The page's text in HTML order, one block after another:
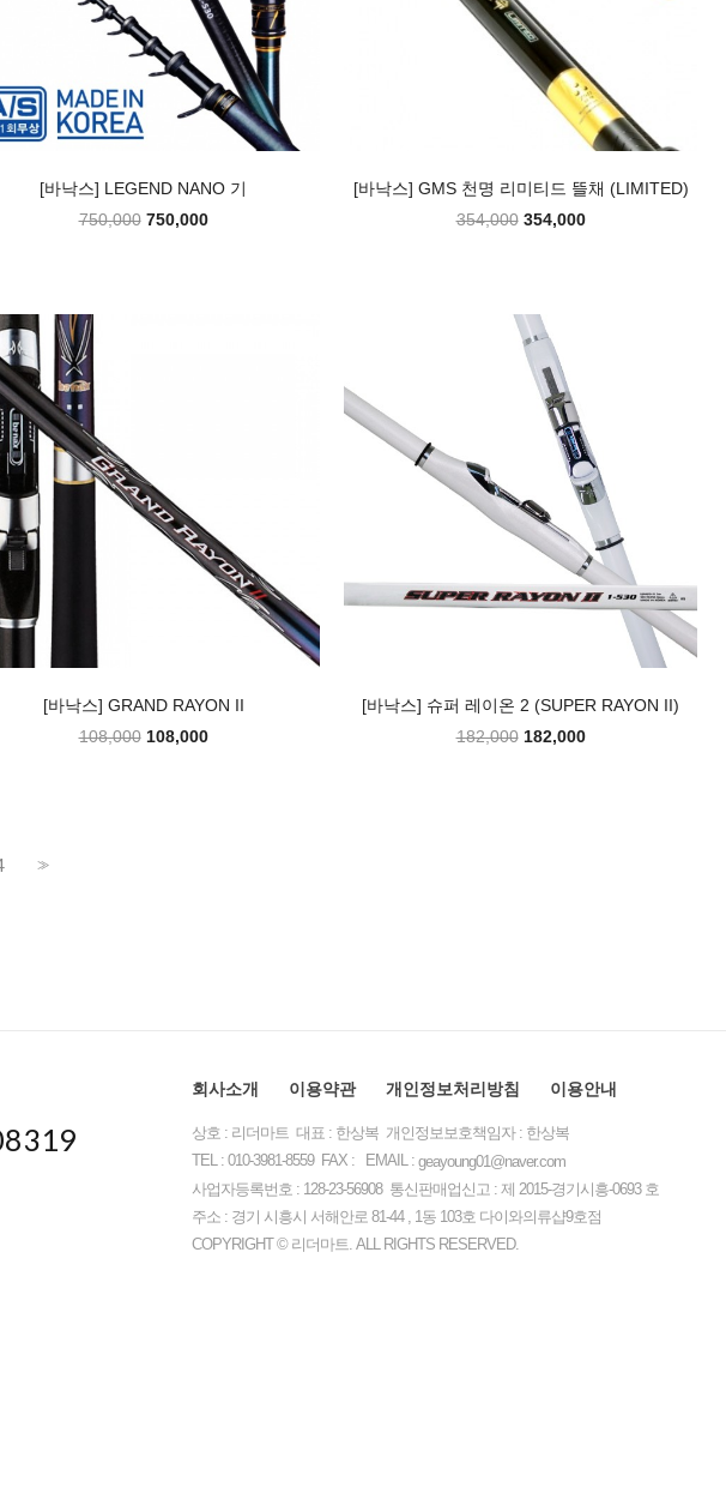
[바낙스] LEGEND NANO 기
750,000 750,000
[바낙스] GMS 천명 리미티드 뜰채 (LIMITED)
354,000 354,000
[바낙스] GRAND RAYON II
108,000 108,000
[바낙스] 슈퍼 레이온 2 (SUPER RAYON II)
182,000 182,000
>>
회사소개 이용약관 개인정보처리방침 이용안내
상호 : 리더마트 대표 : 한상복 개인정보보호책임자 : 한상복
TEL : 010-3981-8559 FAX : EMAIL :geayoung01@naver.com
사업자등록번호 : 128-23-56908 통신판매업신고 : 제 2015-경기시흥-0693 호
주소 : 경기 시흥시 서해안로 81-44 , 1동 103호 다이와의류샵9호점
COPYRIGHT © 리더마트. ALL RIGHTS RESERVED.